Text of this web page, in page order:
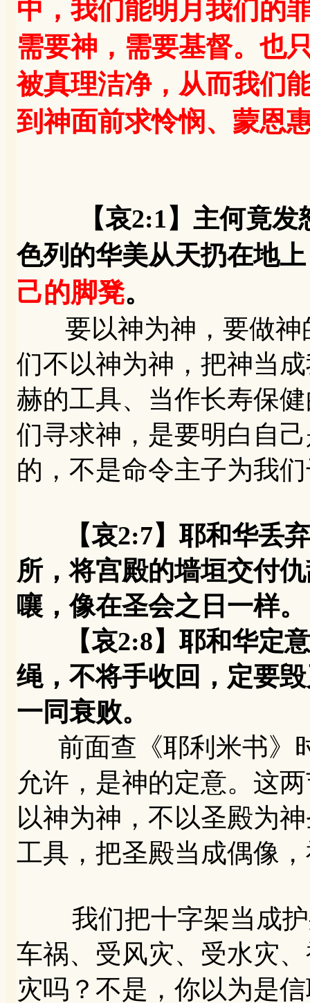
中，我们能明月我们的
需要神，需要基督。也
被真理洁净，从而我们
到神面前求怜悯、蒙恩
【哀2:1】主何竟
色列的华美从天扔在地
己的脚凳。
要以神为神，要做神
们不以神为神，把神当
赫的工具、当作长寿保
们寻求神，是要明白自
的，不是命令主子为我
【哀2:7】耶和华丢
所，将宫殿的墙垣交付
嚷，像在圣会之日一样。
【哀2:8】耶和华定意
绳，不将手收回，定要
一同衰败。
前面查《耶利米书》
允许，是神的定意。这
以神为神，不以圣殿为
工具，把圣殿当成偶像
我们把十字架当成护
车祸、受风灾、受水灾
灾吗？不是，你以为是